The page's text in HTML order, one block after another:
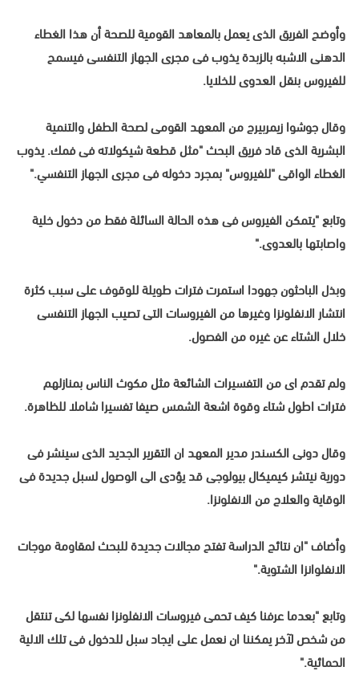
وأوضح الفريق الذى يعمل بالمعاهد القومية للصحة أن هذا الغطاء
الدهنى الاشبه بالزبدة يذوب فى مجرى الجهاز التنفسى فيسمح
للفيروس بنقل العدوى للخلايا.
وقال جوشوا زيمربيرج من المعهد القومى لصحة الطفل والتنمية
البشرية الذى قاد فريق البحث "مثل قطعة شيكولاته فى فمك. يذوب
الغطاء الواقى "للفيروس" بمجرد دخوله فى مجرى الجهاز التنفسي."
وتابع "يتمكن الفيروس فى هذه الحالة السائلة فقط من دخول خلية
واصابتها بالعدوى."
وبذل الباحثون جهودا استمرت فترات طويلة للوقوف على سبب كثرة
انتشار الانفلونزا وغيرها من الفيروسات التى تصيب الجهاز التنفسى
خلال الشتاء عن غيره من الفصول.
ولم تقدم اى من التفسيرات الشائعة مثل مكوث الناس بمنازلهم
فترات اطول شتاء وقوة اشعة الشمس صيفا تفسيرا شاملا للظاهرة.
وقال دونى الكسندر مدير المعهد ان التقرير الجديد الذى سينشر فى
دورية نيتشر كيميكال بيولوجى قد يؤدى الى الوصول لسبل جديدة فى
الوقاية والعلاج من الانفلونزا.
وأضاف "ان نتائج الدراسة تفتح مجالات جديدة للبحث لمقاومة موجات
الانفلوانزا الشتوية."
وتابع "بعدما عرفنا كيف تحمى فيروسات الانفلونزا نفسها لكى تنتقل
من شخص لآخر يمكننا ان نعمل على ايجاد سبل للدخول فى تلك الالية
الحمائية."